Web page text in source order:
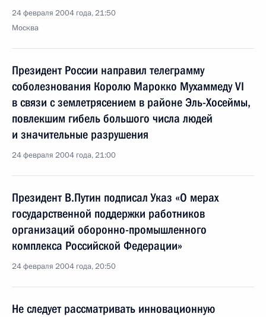
24 февраля 2004 года, 21:50
Москва
Президент России направил телеграмму
соболезнования Королю Марокко Мухаммеду VI
в связи с землетрясением в районе Эль-Хосеймы,
повлекшим гибель большого числа людей
и значительные разрушения
24 февраля 2004 года, 21:00
Президент В.Путин подписал Указ «О мерах
государственной поддержки работников
организаций оборонно-промышленного
комплекса Российской Федерации»
24 февраля 2004 года, 20:50
Не следует рассматривать инновационную